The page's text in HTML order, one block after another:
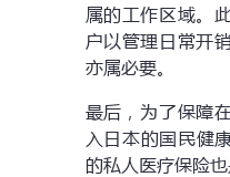
属的工作区域。
户以管理日常开
亦属必要。
最后，为了保障
入日本的国民健
的私人医疗保险也